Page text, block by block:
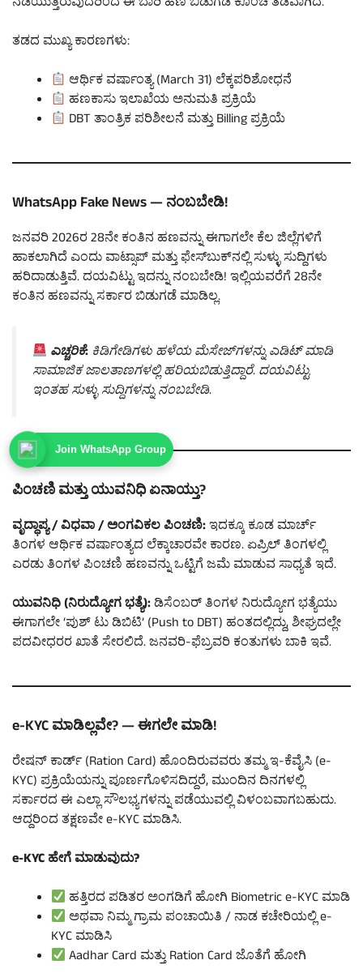
ತಡದ ಮುಖ್ಯ ಕಾರಣಗಳು:
ಆರ್ಥಿಕ ವರ್ಷಾಂತ್ಯ (March 31) ಲೆಕ್ಕಪರಿಶೋಧನೆ
ಹಣಕಾಸು ಇಲಾಖೆಯ ಅನುಮತಿ ಪ್ರಕ್ರಿಯೆ
DBT ತಾಂತ್ರಿಕ ಪರಿಶೀಲನೆ ಮತ್ತು Billing ಪ್ರಕ್ರಿಯೆ
WhatsApp Fake News — ನಂಬಬೇಡಿ!
ಜನವರಿ 2026ರ 28ನೇ ಕಂತಿನ ಹಣವನ್ನು ಈಗಾಗಲೇ ಕೆಲ ಜಿಲ್ಲೆಗಳಿಗೆ
ಹಾಕಲಾಗಿದೆ ಎಂದು ವಾಟ್ಸಾಪ್ ಮತ್ತು ಫೇಸ್‌ಬುಕ್‌ನಲ್ಲಿ ಸುಳ್ಳು ಸುದ್ದಿಗಳು
ಹರಿದಾಡುತ್ತಿವೆ. ದಯವಿಟ್ಟು ಇದನ್ನು ನಂಬಬೇಡಿ! ಇಲ್ಲಿಯವರೆಗೆ 28ನೇ
ಕಂತಿನ ಹಣವನ್ನು ಸರ್ಕಾರ ಬಿಡುಗಡೆ ಮಾಡಿಲ್ಲ.
ಎಚ್ಚರಿಕೆ: ಕಿಡಿಗೇಡಿಗಳು ಹಳೆಯ ಮೆಸೇಜ್‌ಗಳನ್ನು ಎಡಿಟ್ ಮಾಡಿ
ಸಾಮಾಜಿಕ ಜಾಲತಾಣಗಳಲ್ಲಿ ಹರಿಯಬಿಡುತ್ತಿದ್ದಾರೆ. ದಯವಿಟ್ಟು
ಇಂತಹ ಸುಳ್ಳು ಸುದ್ದಿಗಳನ್ನು ನಂಬಬೇಡಿ.
ಪಿಂಚಣಿ ಮತ್ತು ಯುವನಿಧಿ ಏನಾಯ್ತು?
ವೃದ್ಧಾಪ್ಯ / ವಿಧವಾ / ಅಂಗವಿಕಲ ಪಿಂಚಣಿ:ಇದಕ್ಕೂ ಕೂಡ ಮಾರ್ಚ್
ತಿಂಗಳ ಆರ್ಥಿಕ ವರ್ಷಾಂತ್ಯದ ಲೆಕ್ಕಾಚಾರವೇ ಕಾರಣ. ಏಪ್ರಿಲ್ ತಿಂಗಳಲ್ಲಿ
ಎರಡು ತಿಂಗಳ ಪಿಂಚಣಿ ಹಣವನ್ನು ಒಟ್ಟಿಗೆ ಜಮೆ ಮಾಡುವ ಸಾಧ್ಯತೆ ಇದೆ.
ಯುವನಿಧಿ (ನಿರುದ್ಯೋಗ ಭತ್ಯೆ):ಡಿಸೆಂಬರ್ ತಿಂಗಳ ನಿರುದ್ಯೋಗ ಭತ್ಯೆಯು
ಈಗಾಗಲೇ ‘ಪುಶ್ ಟು ಡಿಬಿಟಿ’ (Push to DBT) ಹಂತದಲ್ಲಿದ್ದು, ಶೀಘ್ರದಲ್ಲೇ
ಪದವೀಧರರ ಖಾತೆ ಸೇರಲಿದೆ. ಜನವರಿ-ಫೆಬ್ರವರಿ ಕಂತುಗಳು ಬಾಕಿ ಇವೆ.
e-KYC ಮಾಡಿಲ್ಲವೇ? — ಈಗಲೇ ಮಾಡಿ!
ರೇಷನ್ ಕಾರ್ಡ್ (Ration Card) ಹೊಂದಿರುವವರು ತಮ್ಮ ಇ-ಕೆವೈಸಿ (e-
KYC) ಪ್ರಕ್ರಿಯೆಯನ್ನು ಪೂರ್ಣಗೊಳಿಸದಿದ್ದರೆ, ಮುಂದಿನ ದಿನಗಳಲ್ಲಿ
ಸರ್ಕಾರದ ಈ ಎಲ್ಲಾ ಸೌಲಭ್ಯಗಳನ್ನು ಪಡೆಯುವಲ್ಲಿ ವಿಳಂಬವಾಗಬಹುದು.
ಆದ್ದರಿಂದ ತಕ್ಷಣವೇ e-KYC ಮಾಡಿಸಿ.
e-KYC ಹೇಗೆ ಮಾಡುವುದು?
ಹತ್ತಿರದ ಪಡಿತರ ಅಂಗಡಿಗೆ ಹೋಗಿ Biometric e-KYC ಮಾಡಿ
ಅಥವಾ ನಿಮ್ಮ ಗ್ರಾಮ ಪಂಚಾಯಿತಿ / ನಾಡ ಕಚೇರಿಯಲ್ಲಿ e-
KYC ಮಾಡಿಸಿ
Aadhar Card ಮತ್ತು Ration Card ಜೊತೆಗೆ ಹೋಗಿ
Join WhatsApp Group